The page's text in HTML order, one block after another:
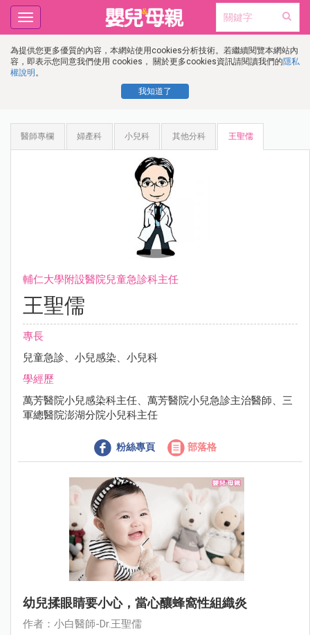
為提供您更多優質的內容，本網站使用cookies分析技術。若繼續閱覽本網站內
容，即表示您同意我們使用 cookies， 關於更多cookies資訊請閱讀我們的隱私
權說明 。
我知道了
Toggle
navigation
醫師專欄 婦產科 小兒科 其他分科 王聖儒
輔仁大學附設醫院兒童急診科主任
王聖儒
專長
兒童急診、小兒感染、小兒科
學經歷
萬芳醫院小兒感染科主任、萬芳醫院小兒急診主治醫師、三
軍總醫院澎湖分院小兒科主任
粉絲專頁 部落格
幼兒揉眼睛要小心，當心釀蜂窩性組織炎
作者：小白醫師-Dr.王聖儒